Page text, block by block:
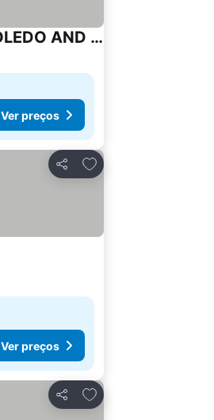
HOUSE VIRGEN DEL CARMEN AIR-CONDITIONED GARDENS SWIMMING POOL NEAR TOLEDO AND PUY DU FOU
Ver preços
Partilhar
Adicionar aos favoritos
Ver preços
Partilhar
Adicionar aos favoritos